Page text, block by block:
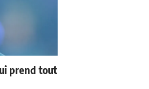
prend tout